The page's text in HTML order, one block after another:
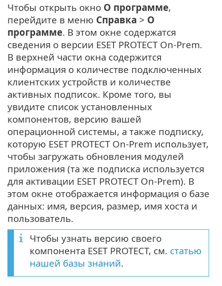
Чтобы открыть окно О программе,
перейдите в меню Справка > О
программе. В этом окне содержатся
сведения о версии ESET PROTECT On-Prem.
В верхней части окна содержится
информация о количестве подключенных
клиентских устройств и количестве
активных подписок. Кроме того, вы
увидите список установленных
компонентов, версию вашей
операционной системы, а также подписку,
которую ESET PROTECT On-Prem использует,
чтобы загружать обновления модулей
приложения (та же подписка используется
для активации ESET PROTECT On-Prem). В
этом окне отображается информация о базе
данных: имя, версия, размер, имя хоста и
пользователь.
Чтобы узнать версию своего
компонента ESET PROTECT, см. статью
нашей базы знаний.